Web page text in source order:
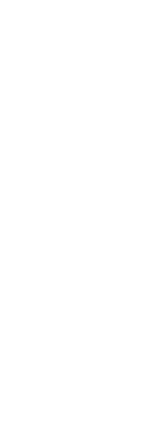
รเซสเซอร์
ก MediaTek